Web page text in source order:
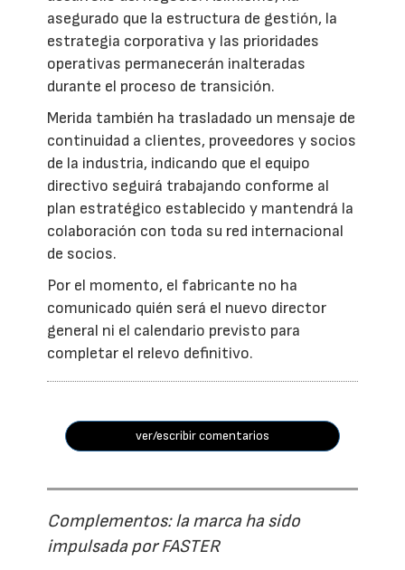
asegurado que la estructura de gestión, la
estrategia corporativa y las prioridades
operativas permanecerán inalteradas
durante el proceso de transición.
Merida también ha trasladado un mensaje de
continuidad a clientes, proveedores y socios
de la industria, indicando que el equipo
directivo seguirá trabajando conforme al
plan estratégico establecido y mantendrá la
colaboración con toda su red internacional
de socios.
Por el momento, el fabricante no ha
comunicado quién será el nuevo director
general ni el calendario previsto para
completar el relevo definitivo.
ver/escribir comentarios
Complementos: la marca ha sido
impulsada por FASTER